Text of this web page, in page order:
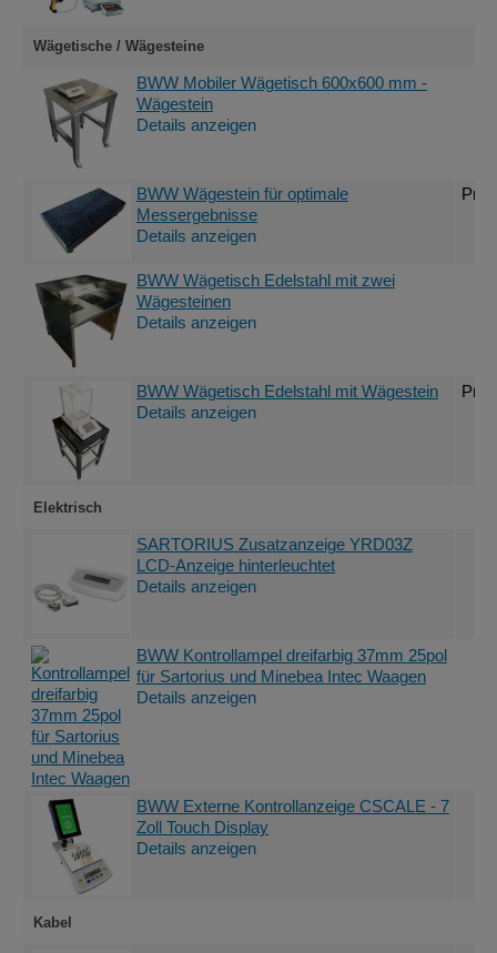
Wägetische / Wägesteine
BWW Mobiler Wägetisch 600x600 mm -
Wägestein
Details anzeigen
BWW Wägestein für optimale
Messergebnisse
Details anzeigen
BWW Wägetisch Edelstahl mit zwei
Wägesteinen
Details anzeigen
BWW Wägetisch Edelstahl mit Wägestein
Details anzeigen
Elektrisch
SARTORIUS Zusatzanzeige YRD03Z
LCD-Anzeige hinterleuchtet
Details anzeigen
BWW Kontrollampel dreifarbig 37mm 25pol
für Sartorius und Minebea Intec Waagen
Details anzeigen
BWW Externe Kontrollanzeige CSCALE - 7
Zoll Touch Display
Details anzeigen
Kabel